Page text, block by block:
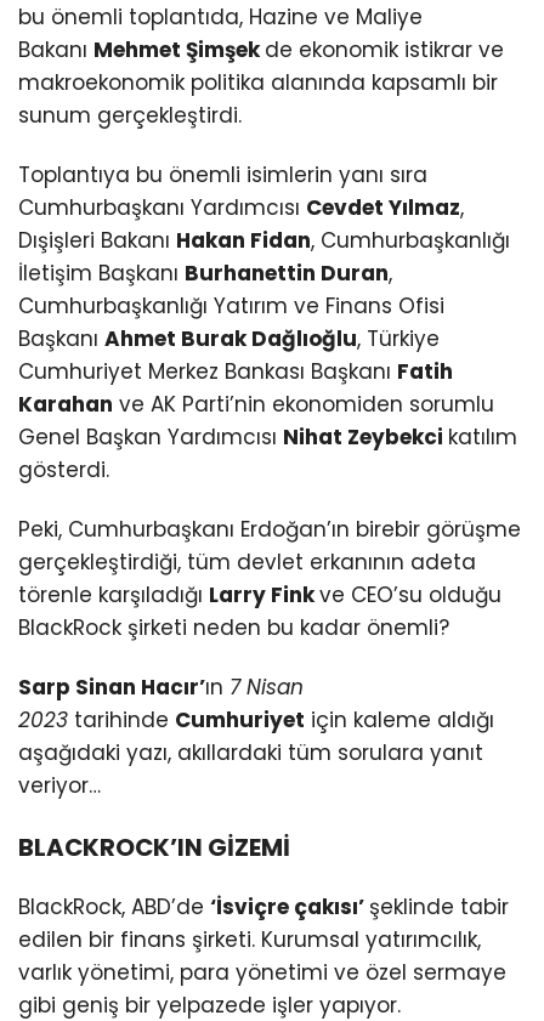
bu önemli toplantıda, Hazine ve Maliye
Bakanı Mehmet Şimşekde ekonomik istikrar ve
makroekonomik politika alanında kapsamlı bir
sunum gerçekleştirdi.
Toplantıya bu önemli isimlerin yanı sıra
Cumhurbaşkanı Yardımcısı Cevdet Yılmaz,
Dışişleri Bakanı Hakan Fidan, Cumhurbaşkanlığı
İletişim Başkanı Burhanettin Duran,
Cumhurbaşkanlığı Yatırım ve Finans Ofisi
Başkanı Ahmet Burak Dağlıoğlu, Türkiye
Cumhuriyet Merkez Bankası Başkanı Fatih
Karahan ve AK Parti’nin ekonomiden sorumlu
Genel Başkan Yardımcısı Nihat Zeybekci katılım
gösterdi.
Peki, Cumhurbaşkanı Erdoğan’ın birebir görüşme
gerçekleştirdiği, tüm devlet erkanının adeta
törenle karşıladığı Larry Finkve CEO’su olduğu
BlackRock şirketi neden bu kadar önemli?
Sarp Sinan Hacır’ın 7 Nisan
2023 tarihinde Cumhuriyet için kaleme aldığı
aşağıdaki yazı, akıllardaki tüm sorulara yanıt
veriyor…
BLACKROCK’IN GİZEMİ
BlackRock, ABD’de ‘İsviçre çakısı’ şeklinde tabir
edilen bir finans şirketi. Kurumsal yatırımcılık,
varlık yönetimi, para yönetimi ve özel sermaye
gibi geniş bir yelpazede işler yapıyor.